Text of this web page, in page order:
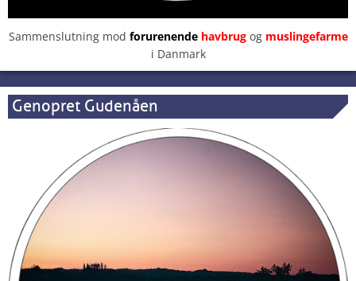
Sammenslutning mod forurenendehavbrugog muslingefarme
i Danmark
Genopret Gudenåen